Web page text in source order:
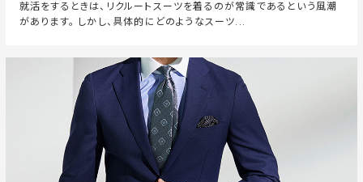
就活をするときは、リクルートスーツを着るのが常識であるという風潮
があります。 しかし、具体的にどのようなスーツ...